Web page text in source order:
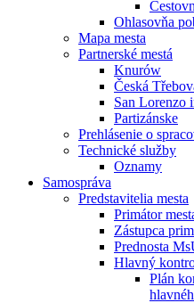
Ohlasovňa
Mapa mesta
Partnerské mestá
Knurów
Česká
San Lorenzo
Partizánske
Prehlásenie o
Technické služby
Oznamy
Samospráva
Predstavitelia mesta
Primátor
Zástupca
Prednosta
Hlavný
Plán